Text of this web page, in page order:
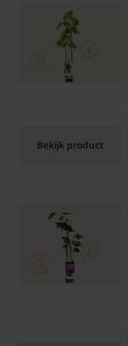
Bekijk product